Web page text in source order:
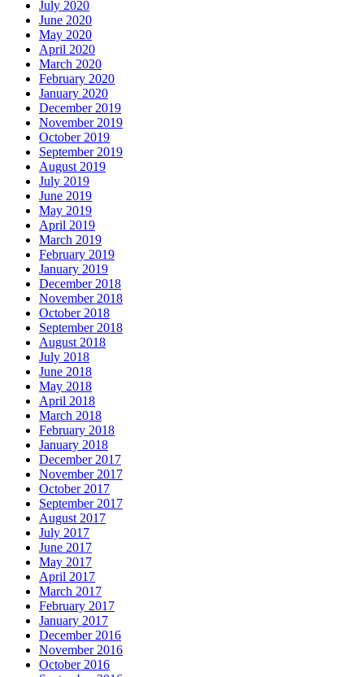
July 2020
June 2020
May 2020
April 2020
March 2020
February 2020
January 2020
December 2019
November 2019
October 2019
September 2019
August 2019
July 2019
June 2019
May 2019
April 2019
March 2019
February 2019
January 2019
December 2018
November 2018
October 2018
September 2018
August 2018
July 2018
June 2018
May 2018
April 2018
March 2018
February 2018
January 2018
December 2017
November 2017
October 2017
September 2017
August 2017
July 2017
June 2017
May 2017
April 2017
March 2017
February 2017
January 2017
December 2016
November 2016
October 2016